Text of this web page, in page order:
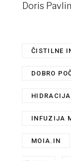
Doris
ČISTILNE
DOBRO
INFUZIJA
MOIA.IN